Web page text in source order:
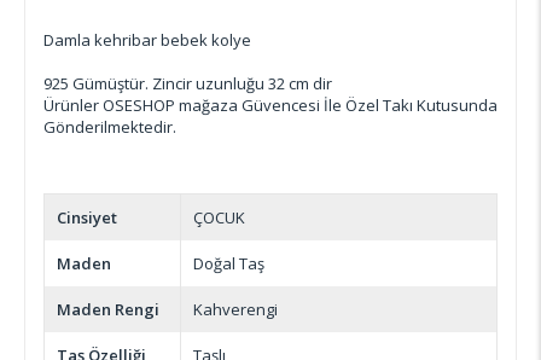
Damla kehribar bebek kolye
925 Gümüştür. Zincir uzunluğu 32 cm dir
Ürünler OSESHOP mağaza Güvencesi İle Özel Takı Kutusunda
Gönderilmektedir.
Cinsiyet ÇOCUK
Maden Doğal Taş
Maden Rengi Kahverengi
Taş Özelliği Taşlı